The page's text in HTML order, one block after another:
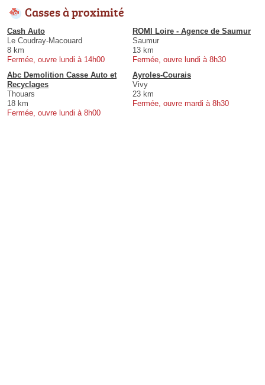
Casses à proximité
Cash Auto
Le Coudray-Macouard
8 km
Fermée, ouvre lundi à 14h00
ROMI Loire - Agence de Saumur
Saumur
13 km
Fermée, ouvre lundi à 8h30
Abc Demolition Casse Auto et
Recyclages
Thouars
18 km
Fermée, ouvre lundi à 8h00
Ayroles-Courais
Vivy
23 km
Fermée, ouvre mardi à 8h30